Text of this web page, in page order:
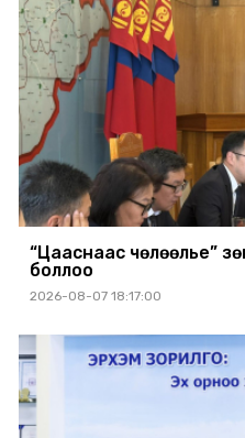
“Цааснаас чөлөөлье”
боллоо
2026-08-07 18:17:00